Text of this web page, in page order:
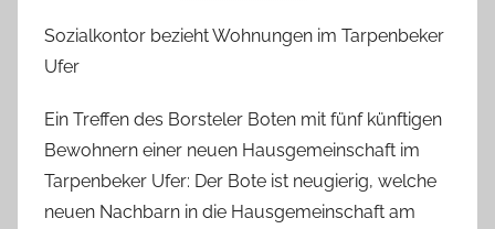
n
b
e
a
B
Sozialkontor bezieht Wohnungen im Tarpenbeker
Ufer
Ein Treffen des Borsteler Boten mit fünf künftigen
Bewohnern einer neuen Hausgemeinschaft im
Tarpenbeker Ufer: Der Bote ist neugierig, welche
neuen Nachbarn in die Hausgemeinschaft am